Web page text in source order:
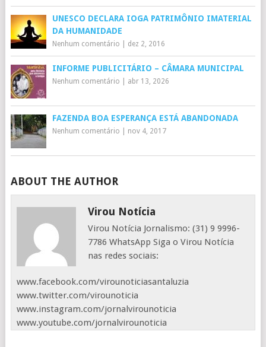
UNESCO DECLARA IOGA PATRIMÔNIO IMATERIAL
DA HUMANIDADE
Nenhum comentário dez 2, 2016
INFORME PUBLICITÁRIO – CÂMARA MUNICIPAL
Nenhum comentário abr 13, 2026
FAZENDA BOA ESPERANÇA ESTÁ ABANDONADA
Nenhum comentário nov 4, 2017
ABOUT THE AUTHOR
Virou Notícia
Virou Notícia Jornalismo: (31) 9 9996-
7786 WhatsApp Siga o Virou Notícia
nas redes sociais:
www.facebook.com/virounoticiasantaluzia
www.twitter.com/virounoticia
www.instagram.com/jornalvirounoticia
www.youtube.com/jornalvirounoticia